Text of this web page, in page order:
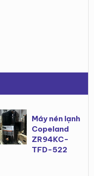
Máy nén lạnh
Copeland
ZR94KC-
TFD-522